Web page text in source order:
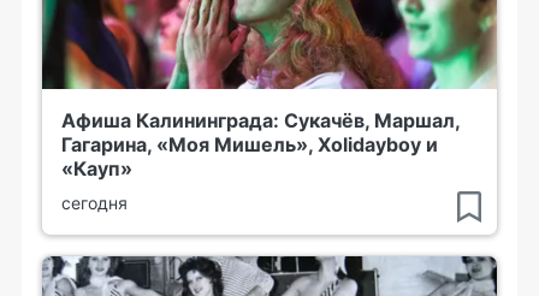
Афиша Калининграда: Сукачёв, Маршал,
Гагарина, «Моя Мишель», Xolidayboy и
«Кауп»
сегодня